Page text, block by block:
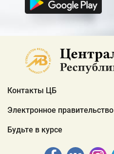
Контакты ЦБ
Электронное правительство
Будьте в курсе